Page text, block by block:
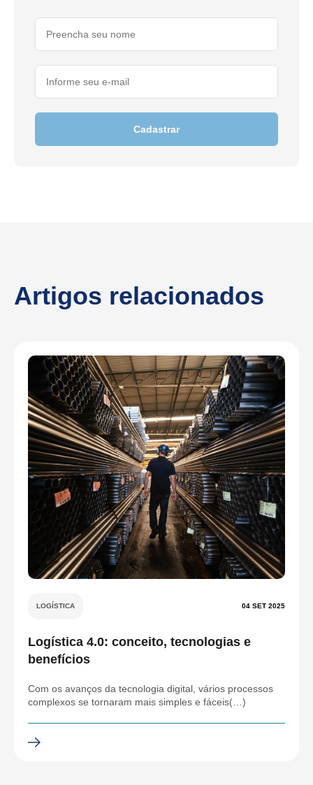
Cadastrar
Artigos relacionados
LOGÍSTICA 04 SET 2025
Logística 4.0: conceito, tecnologias e
benefícios
Com os avanços da tecnologia digital, vários processos
complexos se tornaram mais simples e fáceis(…)